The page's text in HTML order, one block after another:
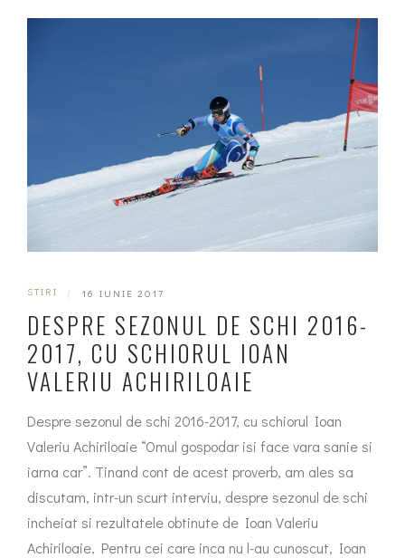
STIRI | 16 IUNIE 2017
DESPRE SEZONUL DE SCHI 2016-
2017, CU SCHIORUL IOAN
VALERIU ACHIRILOAIE
Despre sezonul de schi 2016-2017, cu schiorul Ioan
Valeriu Achiriloaie “Omul gospodar isi face vara sanie si
iarna car”. Tinand cont de acest proverb, am ales sa
discutam, intr-un scurt interviu, despre sezonul de schi
incheiat si rezultatele obtinute de Ioan Valeriu
Achiriloaie. Pentru cei care inca nu l-au cunoscut, Ioan